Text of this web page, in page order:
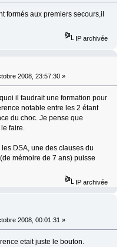
formés aux premiers secours,il
IP archivée
2008, 23:57:30 »
il faudrait une formation pour
notable entre les 2 étant
du choc. Je pense que
faire.
DSA, une des clauses du
mémoire de 7 ans) puisse
IP archivée
2008, 00:01:31 »
etait juste le bouton.